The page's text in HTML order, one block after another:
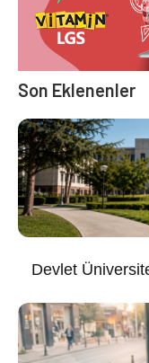
Son Eklenenler
Devlet